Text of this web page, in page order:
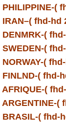
PHILIPPINE-(
IRAN–( fhd-hd
DENMRK-(
SWEDEN-(
NORWAY-(
FINLND-( fhd-
AFRIQUE-(
ARGENTINE-(
BRASIL-( fhd-